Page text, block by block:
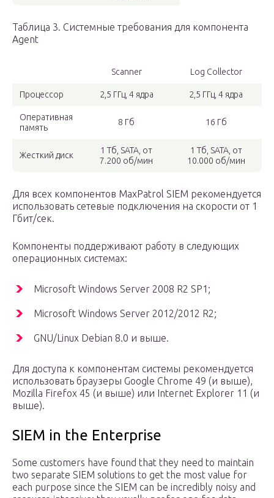
Таблица 3. Системные требования для компонента
Agent
Scanner Log Collector
Процессор 2,5 ГГц, 4 ядра 2,5 ГГц, 4 ядра
Оперативная
память
8 Гб 16 Гб
Жесткий диск
1 Тб, SATA, от
7.200 об/мин
1 Тб, SATA, от
10.000 об/мин
Для всех компонентов MaxPatrol SIEM рекомендуется
использовать сетевые подключения на скорости от 1
Гбит/сек.
Компоненты поддерживают работу в следующих
операционных системах:
Microsoft Windows Server 2008 R2 SP1;
Microsoft Windows Server 2012/2012 R2;
GNU/Linux Debian 8.0 и выше.
Для доступа к компонентам системы рекомендуется
использовать браузеры Google Chrome 49 (и выше),
Mozilla Firefox 45 (и выше) или Internet Explorer 11 (и
выше).
SIEM in the Enterprise
Some customers have found that they need to maintain
two separate SIEM solutions to get the most value for
each purpose since the SIEM can be incredibly noisy and